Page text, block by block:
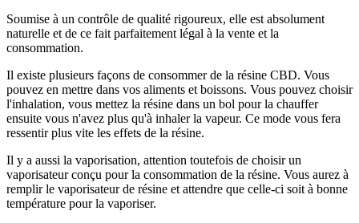
Soumise à un contrôle de qualité rigoureux, elle est absolument
naturelle et de ce fait parfaitement légal à la vente et la
consommation.
Il existe plusieurs façons de consommer de la résine CBD. Vous
pouvez en mettre dans vos aliments et boissons. Vous pouvez choisir
l'inhalation, vous mettez la résine dans un bol pour la chauffer
ensuite vous n'avez plus qu'à inhaler la vapeur. Ce mode vous fera
ressentir plus vite les effets de la résine.
Il y a aussi la vaporisation, attention toutefois de choisir un
vaporisateur conçu pour la consommation de la résine. Vous aurez à
remplir le vaporisateur de résine et attendre que celle-ci soit à bonne
température pour la vaporiser.